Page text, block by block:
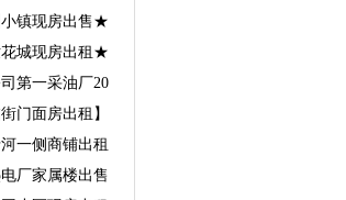
镇现房出售★
城现房出租★
第一采油厂20
门面房出租】
一侧商铺出租
厂家属楼出售